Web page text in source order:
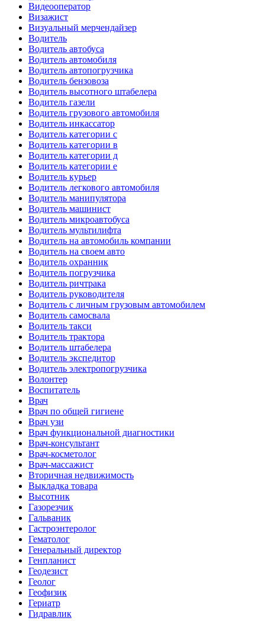
Видеооператор
Визажист
Визуальный мерчендайзер
Водитель
Водитель автобуса
Водитель автомобиля
Водитель автопогрузчика
Водитель бензовоза
Водитель высотного штабелера
Водитель газели
Водитель грузового автомобиля
Водитель инкассатор
Водитель категории c
Водитель категории в
Водитель категории д
Водитель категории е
Водитель курьер
Водитель легкового автомобиля
Водитель манипулятора
Водитель машинист
Водитель микроавтобуса
Водитель мультилифта
Водитель на автомобиль компании
Водитель на своем авто
Водитель охранник
Водитель погрузчика
Водитель ричтрака
Водитель руководителя
Водитель с личным грузовым автомобилем
Водитель самосвала
Водитель такси
Водитель трактора
Водитель штабелера
Водитель экспедитор
Водитель электропогрузчика
Волонтер
Воспитатель
Врач
Врач по общей гигиене
Врач узи
Врач функциональной диагностики
Врач-консультант
Врач-косметолог
Врач-массажист
Вторичная недвижимость
Выкладка товара
Высотник
Газорезчик
Гальваник
Гастроэнтеролог
Гематолог
Генеральный директор
Генпланист
Геодезист
Геолог
Геофизик
Гериатр
Гидравлик